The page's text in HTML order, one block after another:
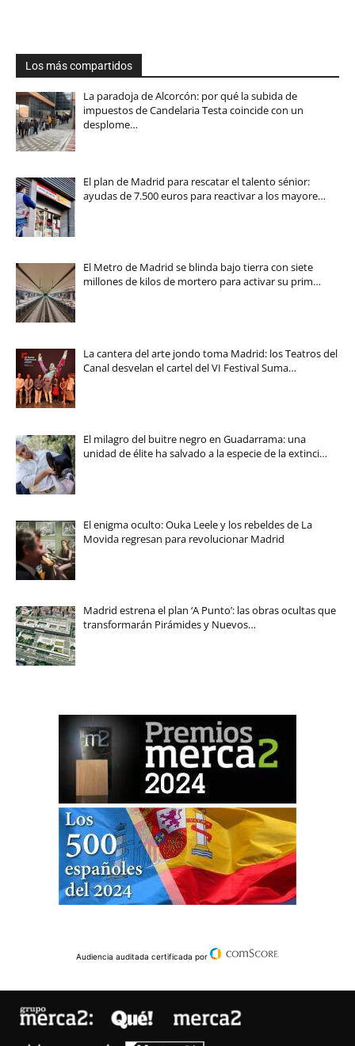
Los más compartidos
La paradoja de Alcorcón: por qué la subida de
impuestos de Candelaria Testa coincide con un
desplome…
El plan de Madrid para rescatar el talento sénior:
ayudas de 7.500 euros para reactivar a los mayore…
El Metro de Madrid se blinda bajo tierra con siete
millones de kilos de mortero para activar su prim…
La cantera del arte jondo toma Madrid: los Teatros del
Canal desvelan el cartel del VI Festival Suma…
El milagro del buitre negro en Guadarrama: una
unidad de élite ha salvado a la especie de la extinci…
El enigma oculto: Ouka Leele y los rebeldes de La
Movida regresan para revolucionar Madrid
Madrid estrena el plan ‘A Punto’: las obras ocultas que
transformarán Pirámides y Nuevos…
Audiencia auditada certificada por